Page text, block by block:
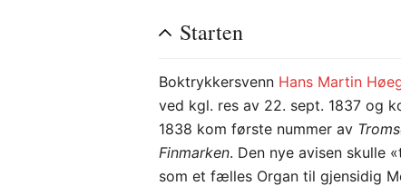
Starten
Boktrykkersvenn Hans Martin
ved kgl. res av 22. sept. 1837 og
1838 kom første nummer av
Finmarken. Den nye avisen skulle
som et fælles Organ til gjensidig